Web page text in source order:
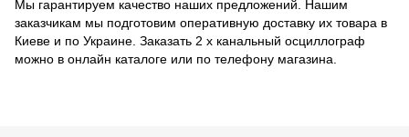
Мы гарантируем качество наших предложений. Нашим
заказчикам мы подготовим оперативную доставку их товара в
Киеве и по Украине. Заказать 2 х канальный осциллограф
можно в онлайн каталоге или по телефону магазина.